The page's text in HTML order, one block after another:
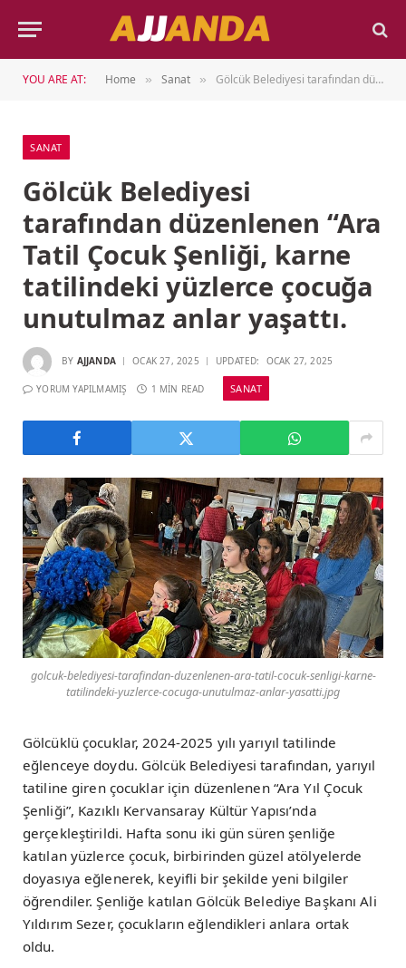
YOU ARE AT: Home » Sanat » Gölcük Belediyesi tarafından düzenlenen “Ara Tatil Çocuk Şenliği, karne tatilindeki yüzlerce çocuğa unutulmaz anlar yaşattı.
SANAT
Gölcük Belediyesi
tarafından düzenlenen “Ara
Tatil Çocuk Şenliği, karne
tatilindeki yüzlerce çocuğa
unutulmaz anlar yaşattı.
BY AJJANDA OCAK 27, 2025 UPDATED: OCAK 27, 2025
YORUM YAPILMAMIŞ 1 MIN READ SANAT
golcuk-belediyesi-tarafindan-duzenlenen-ara-tatil-cocuk-senligi-karne-
tatilindeki-yuzlerce-cocuga-unutulmaz-anlar-yasatti.jpg
Gölcüklü çocuklar, 2024-2025 yılı yarıyıl tatilinde
eğlenceye doydu. Gölcük Belediyesi tarafından, yarıyıl
tatiline giren çocuklar için düzenlenen “Ara Yıl Çocuk
Şenliği”, Kazıklı Kervansaray Kültür Yapısı’nda
gerçekleştirildi. Hafta sonu iki gün süren şenliğe
katılan yüzlerce çocuk, birbirinden güzel atölyelerde
doyasıya eğlenerek, keyifli bir şekilde yeni bilgiler
öğrendiler. Şenliğe katılan Gölcük Belediye Başkanı Ali
Yıldırım Sezer, çocukların eğlendikleri anlara ortak
oldu.